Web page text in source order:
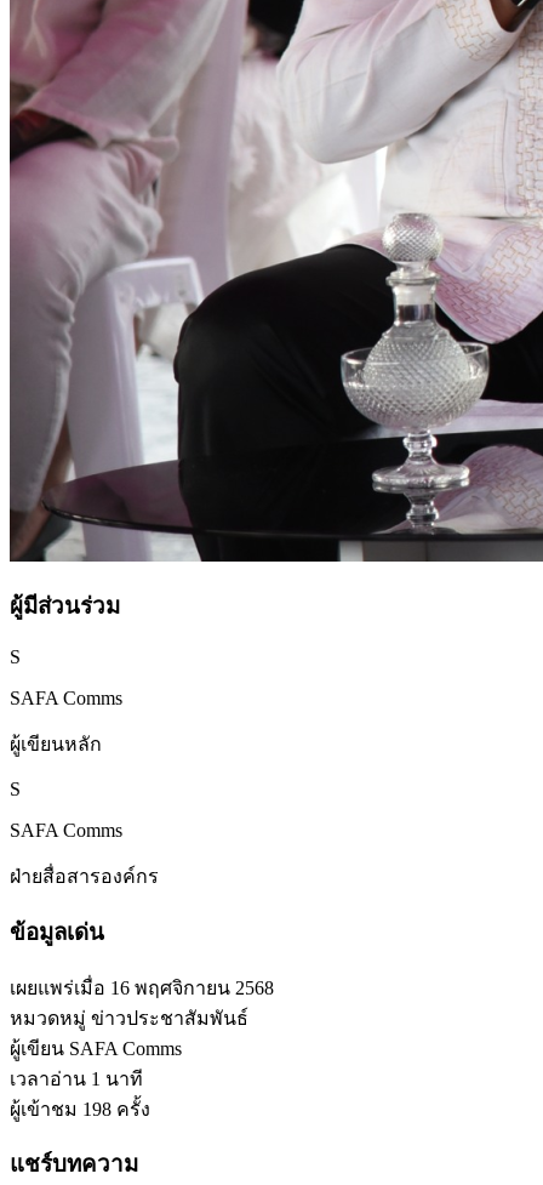
ผู้มีส่วนร่วม
S
SAFA Comms
ผู้เขียนหลัก
S
SAFA Comms
ฝ่ายสื่อสารองค์กร
ข้อมูลเด่น
เผยแพร่เมื่อ 16 พฤศจิกายน 2568
หมวดหมู่ ข่าวประชาสัมพันธ์
ผู้เขียน SAFA Comms
เวลาอ่าน 1 นาที
ผู้เข้าชม 198 ครั้ง
แชร์บทความ